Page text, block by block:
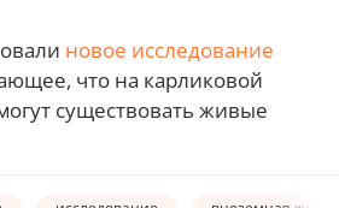
новое исследование
что на карликовой
существовать живые